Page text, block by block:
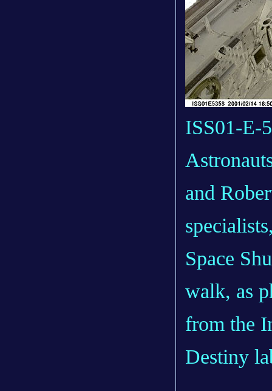
ISS01-E-
and
Space
walk, as
from the
Destiny